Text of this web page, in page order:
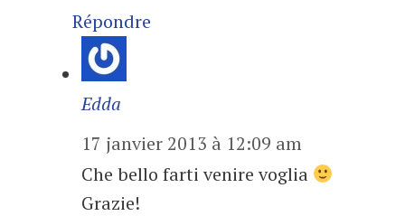
Répondre
Edda
17 janvier 2013 à 12:09 am
Che bello farti venire voglia
Grazie!